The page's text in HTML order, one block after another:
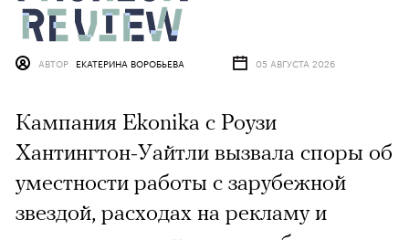
АВТОР ЕКАТЕРИНА ВОРОБЬЕВА 05 АВГУСТА 2026
Кампания Ekonika с Роузи
Хантингтон-Уайтли вызвала споры об
уместности работы с зарубежной
звездой, расходах на рекламу и